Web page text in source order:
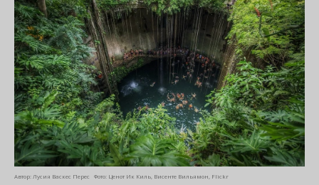
Автор: Лусия Васкес Перес Фото: Ценот Ик Киль, Висенте Вильямон, Flickr